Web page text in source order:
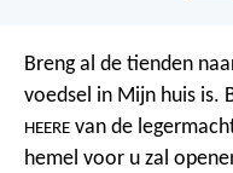
Breng al de tienden
voedsel in Mijn huis is.
HEERE van de
hemel voor u zal